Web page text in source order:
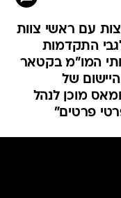
עם ראשי צוות
התקדמות
המו"מ בקטאר
של
מוכן לנהל
פרטים"